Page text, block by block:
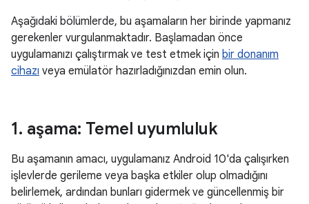
Aşağıdaki bölümlerde, bu aşamaların her birinde yapmanız
gerekenler vurgulanmaktadır. Başlamadan önce
uygulamanızı çalıştırmak ve test etmek için bir donanım
cihazı veya emülatör hazırladığınızdan emin olun.
1. aşama: Temel uyumluluk
Bu aşamanın amacı, uygulamanız Android 10'da çalışırken
işlevlerde gerileme veya başka etkiler olup olmadığını
belirlemek, ardından bunları gidermek ve güncellenmiş bir